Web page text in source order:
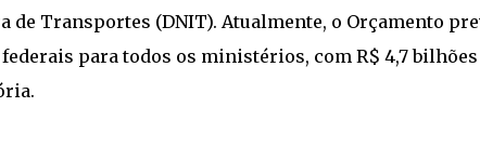
Transportes (DNIT). Atualmente, o Orçamento
para todos os ministérios, com R$ 4,7